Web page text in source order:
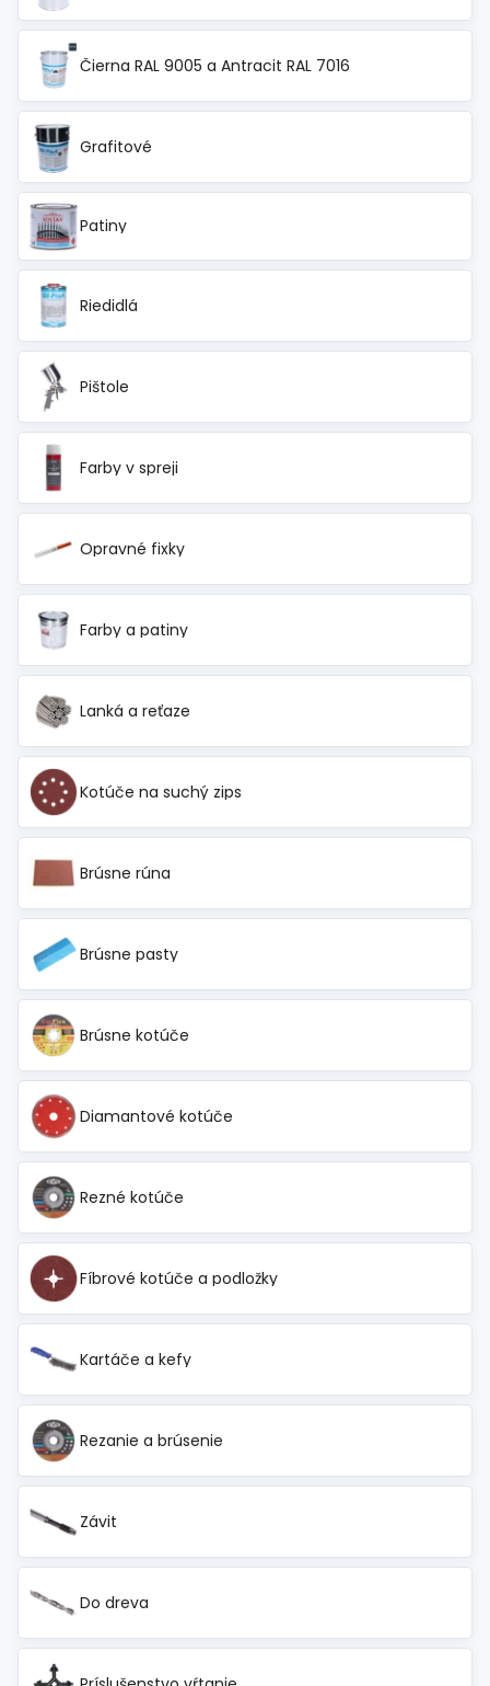
Čierna RAL 9005 a Antracit RAL 7016
Grafitové
Patiny
Riedidlá
Pištole
Farby v spreji
Opravné fixky
Farby a patiny
Lanká a reťaze
Kotúče na suchý zips
Brúsne rúna
Brúsne pasty
Brúsne kotúče
Diamantové kotúče
Rezné kotúče
Fíbrové kotúče a podložky
Kartáče a kefy
Rezanie a brúsenie
Závit
Do dreva